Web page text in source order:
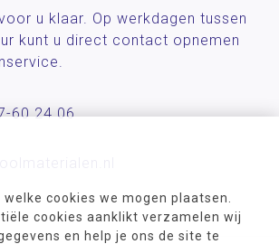
welke cookies we mogen plaatsen.
cookies aanklikt verzamelen wij
en help je ons de site te
u klaar. Op werkdagen tussen
kunt u direct contact opnemen
60 24 06